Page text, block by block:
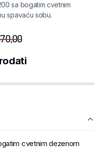
sa bogatim cvetnim
spavaću sobu.
cvetnim dezenom